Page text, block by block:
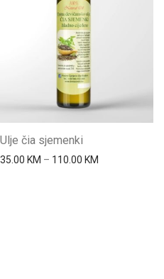
Ulje čia sjemenki
35.00 KM – 110.00 KM